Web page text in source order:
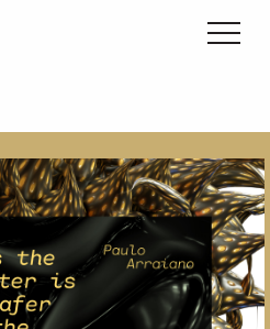
atividades info
contactos
pt
en